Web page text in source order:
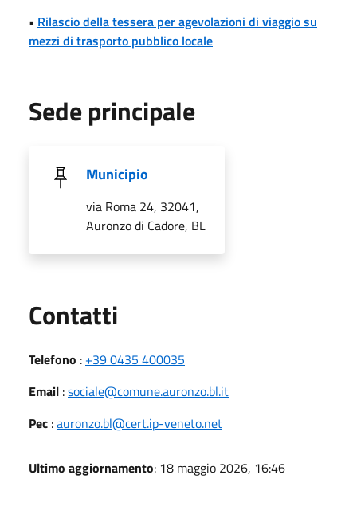
• Rilascio della tessera per agevolazioni di viaggio su
mezzi di trasporto pubblico locale
Sede principale
Municipio
via Roma 24, 32041,
Auronzo di Cadore, BL
Contatti
Telefono : +39 0435 400035
Email :sociale@comune.auronzo.bl.it
Pec :auronzo.bl@cert.ip-veneto.net
Ultimo aggiornamento: 18 maggio 2026, 16:46